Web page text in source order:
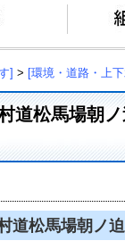
] > [環境・道路・上
道松馬場朝ノ
松馬場朝ノ